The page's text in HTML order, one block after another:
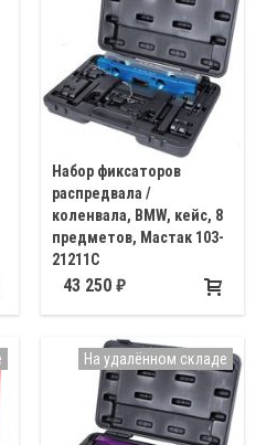
Набор фиксаторов
распредвала /
коленвала, BMW, кейс, 8
предметов, Мастак 103-
21211C
Специнструмент для
43 250
На удалённом складе